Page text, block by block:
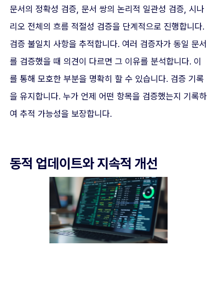
문서의 정확성 검증, 문서 쌍의 논리적 일관성 검증, 시나
리오 전체의 흐름 적절성 검증을 단계적으로 진행합니다.
검증 불일치 사항을 추적합니다. 여러 검증자가 동일 문서
를 검증했을 때 의견이 다르면 그 이유를 분석합니다. 이
를 통해 모호한 부분을 명확히 할 수 있습니다. 검증 기록
을 유지합니다. 누가 언제 어떤 항목을 검증했는지 기록하
여 추적 가능성을 보장합니다.
동적 업데이트와 지속적 개선